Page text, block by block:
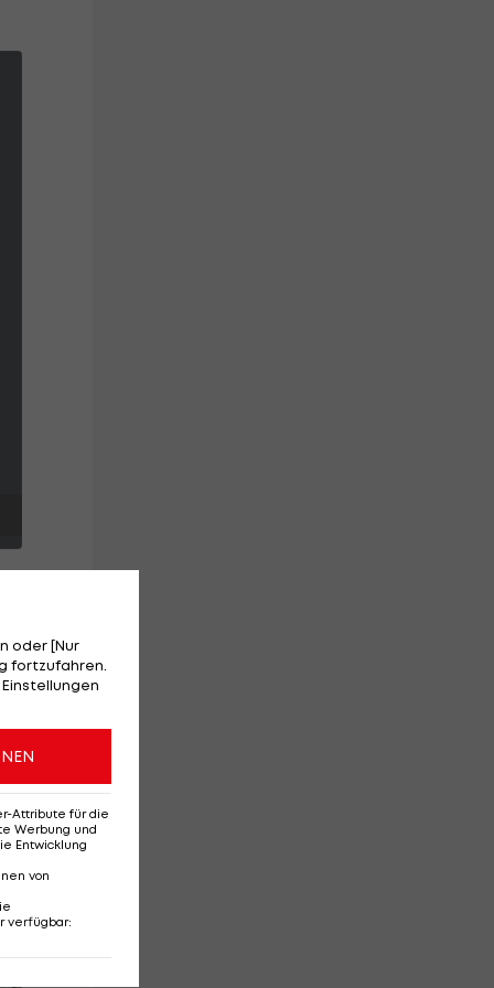
oder [Nur
fortzufahren.
Attribute für die
Werbung und
Entwicklung
von
verfügbar: